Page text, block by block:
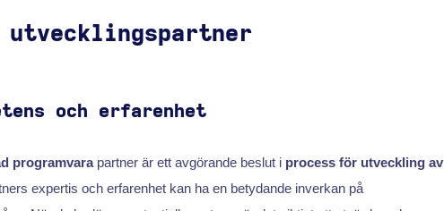
och erfarenhet
programvarapartner är ett avgörande beslut i process för utveckling av
expertis och erfarenhet kan ha en betydande inverkan på